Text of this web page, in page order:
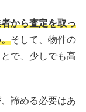
から査定を取っ
そして、物件の
で、少しでも高
諦める必要はあ